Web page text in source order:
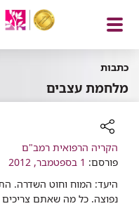
כתבות
מלחמת עצבים
רכיב
שיתוף
הקריה הרפואית רמב"ם
פורסם: 1 בספטמבר, 2012
היעד: המוח וחוט השדרה.
נפוצה. כל מה שאתם